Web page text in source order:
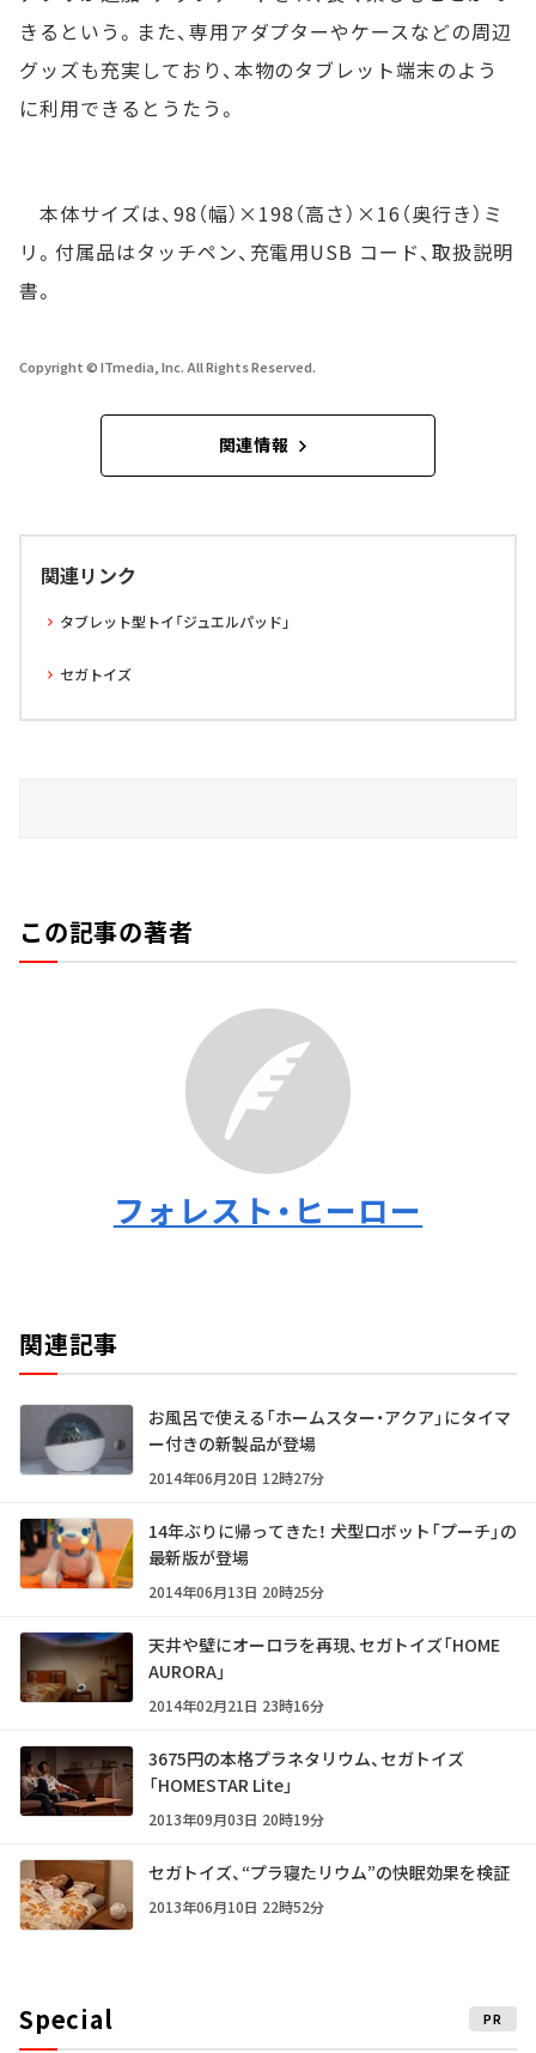
きるという。また、専用アダプターやケースなどの周辺
グッズも充実しており、本物のタブレット端末のよう
に利用できるとうたう。
本体サイズは、98（幅）×198（高さ）×16（奥行き）ミ
リ。付属品はタッチペン、充電用USB コード、取扱説明
書。
Copyright © ITmedia, Inc. All Rights Reserved.
関連情報
関連リンク
タブレット型トイ「ジュエルパッド」
セガトイズ
この記事の著者
フォレスト・ヒーロー
関連記事
お風呂で使える「ホームスター・アクア」にタイマ
ー付きの新製品が登場
2014年06月20日 12時27分
14年ぶりに帰ってきた！ 犬型ロボット「プーチ」の
最新版が登場
2014年06月13日 20時25分
天井や壁にオーロラを再現、セガトイズ「HOME
AURORA」
2014年02月21日 23時16分
3675円の本格プラネタリウム、セガトイズ
「HOMESTAR Lite」
2013年09月03日 20時19分
セガトイズ、“プラ寝たリウム”の快眠効果を検証
2013年06月10日 22時52分
Special PR